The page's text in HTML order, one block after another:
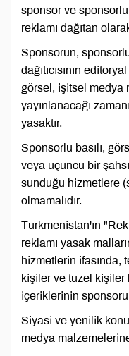
sponsor ve
reklamı dağıtan
Sponsorun,
dağıtıcısının
görsel, işitsel medya
yayınlanacağı
yasaktır.
Sponsorlu basılı,
veya üçüncü bir
sunduğu hizmetlere
olmamalıdır.
Türkmenistan'ın
reklamı yasak
hizmetlerin ifasında,
kişiler ve tüzel kişiler
içeriklerinin
Siyasi ve yenilik konu
medya